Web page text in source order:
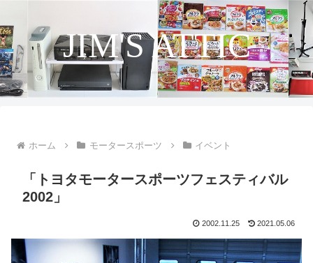
JIM'S ATTIC
ホーム モータースポーツ イベント
「トヨタモータースポーツフェスティバル
2002」
2002.11.25 2021.05.06